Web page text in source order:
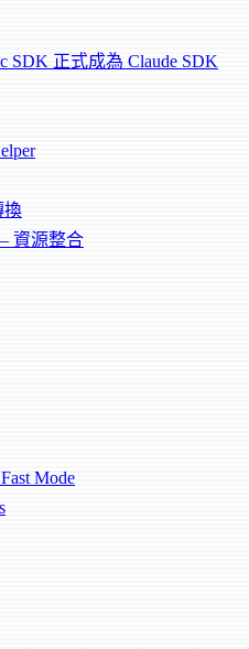
SDK 正式成為 Claude SDK
換
資源整合
Mode